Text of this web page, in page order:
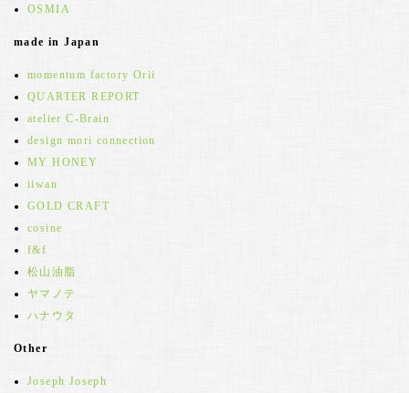
OSMIA
made in Japan
momentum factory Orii
QUARTER REPORT
atelier C-Brain
design mori connection
MY HONEY
iiwan
GOLD CRAFT
cosine
f&f
松山油脂
ヤマノテ
ハナウタ
Other
Joseph Joseph